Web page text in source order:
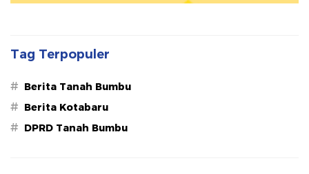
Tag Terpopuler
# Berita Tanah Bumbu
# Berita Kotabaru
# DPRD Tanah Bumbu